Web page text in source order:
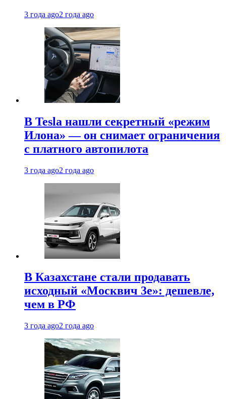
3 года ago2 года ago
В Tesla нашли секретный «режим
Илона» — он снимает ограничения
с платного автопилота
3 года ago2 года ago
В Казахстане стали продавать
исходный «Москвич 3e»: дешевле,
чем в РФ
3 года ago2 года ago